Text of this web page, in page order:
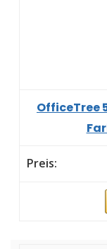
OfficeTree